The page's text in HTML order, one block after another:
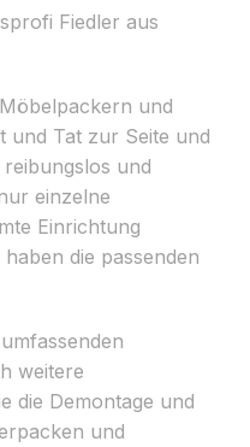
Fiedler aus
und
und Tat zur Seite und
und
einzelne
Einrichtung
die passenden
weitere
die Demontage und
und